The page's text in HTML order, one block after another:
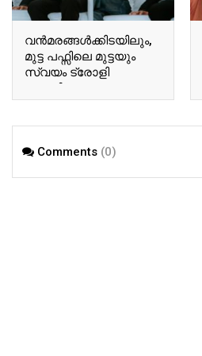
വന്‍മരങ്ങള്‍ക്കിടയിലും,
മുട്ട പഫ്സിലെ മുട്ടയും
സ്വയം ട്രോളി
ടോവിനോയും!
Viral Photo
Comments (0)